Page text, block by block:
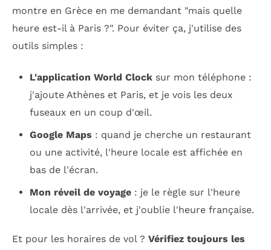
montre en Grèce en me demandant "mais quelle
heure est-il à Paris ?". Pour éviter ça, j'utilise des
outils simples :
L'application World Clocksur mon téléphone :
j'ajoute Athènes et Paris, et je vois les deux
fuseaux en un coup d'œil.
Google Maps : quand je cherche un restaurant
ou une activité, l'heure locale est affichée en
bas de l'écran.
Mon réveil de voyage: je le règle sur l'heure
locale dès l'arrivée, et j'oublie l'heure française.
Et pour les horaires de vol ? Vérifiez toujours les